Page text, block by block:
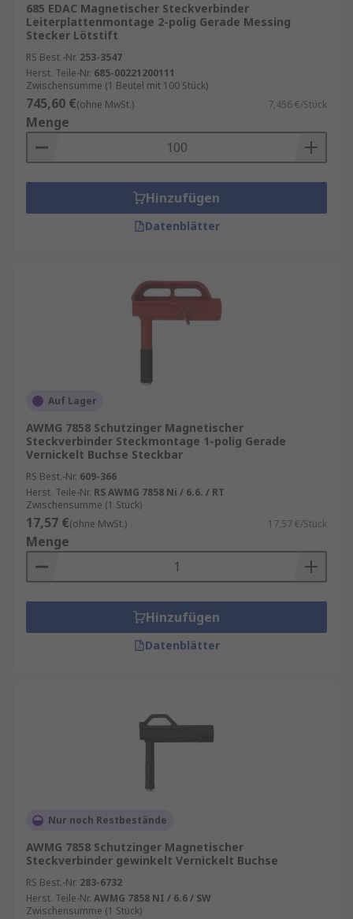
685 EDAC Magnetischer Steckverbinder
Leiterplattenmontage 2-polig Gerade Messing
Stecker Lötstift
RS Best.-Nr. 253-3547
Herst. Teile-Nr. 685-00221200111
Zwischensumme (1 Beutel mit 100 Stück)
745,60 €(ohne MwSt.) 7,456 €/Stück
Menge
Hinzufügen
Datenblätter
Auf Lager
AWMG 7858 Schutzinger Magnetischer
Steckverbinder Steckmontage 1-polig Gerade
Vernickelt Buchse Steckbar
RS Best.-Nr. 609-366
Herst. Teile-Nr. RS AWMG 7858 Ni / 6.6. / RT
Zwischensumme (1 Stück)
17,57 €(ohne MwSt.) 17,57 €/Stück
Menge
Hinzufügen
Datenblätter
Nur noch Restbestände
AWMG 7858 Schutzinger Magnetischer
Steckverbinder gewinkelt Vernickelt Buchse
RS Best.-Nr. 283-6732
Herst. Teile-Nr. AWMG 7858 NI / 6.6 / SW
Zwischensumme (1 Stück)